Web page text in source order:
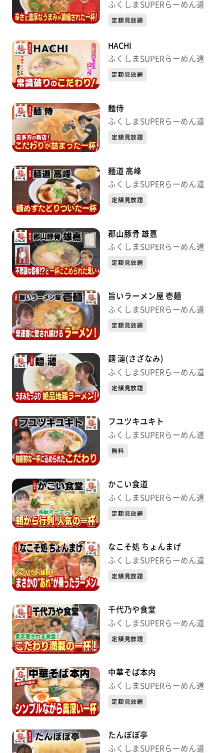
ふくしまSUPERらーめん道
定額見放題
HACHI
ふくしまSUPERらーめん道
定額見放題
麺侍
ふくしまSUPERらーめん道
定額見放題
麺道 高峰
ふくしまSUPERらーめん道
定額見放題
郡山豚骨 雄嘉
ふくしまSUPERらーめん道
定額見放題
旨いラーメン屋 壱麺
ふくしまSUPERらーめん道
定額見放題
麺 漣(さざなみ)
ふくしまSUPERらーめん道
定額見放題
フユツキユキト
ふくしまSUPERらーめん道
無料
かこい食道
ふくしまSUPERらーめん道
定額見放題
なこそ処 ちょんまげ
ふくしまSUPERらーめん道
定額見放題
千代乃や食堂
ふくしまSUPERらーめん道
定額見放題
中華そば本内
ふくしまSUPERらーめん道
定額見放題
たんぽぽ亭
ふくしまSUPERらーめん道